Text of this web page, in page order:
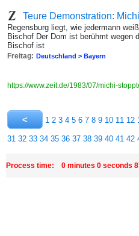
Teure Demonstration:
Regensburg liegt, wie jedermann
Bischof Der Dom ist berühmt wegen
Bischof ist
Freitag: Deutschland > Bayern
https://www.zeit.de/1983/07/michi-
1 2 3 4 5 6 7 8 9 10 11 12
31 32 33 34 35 36 37 38 39 40 41 42
Process time: 0 minutes 0 seconds